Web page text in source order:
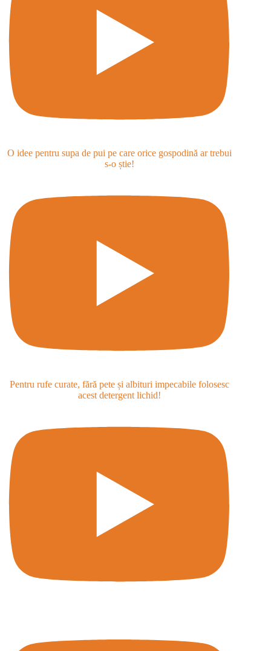
O idee pentru supa de pui pe care orice gospodină ar trebui
s-o știe!
Pentru rufe curate, fără pete și albituri impecabile folosesc
acest detergent lichid!